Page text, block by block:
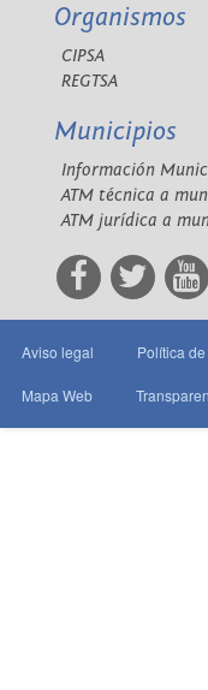
Organismos
CIPSA
REGTSA
Municipios
Información
ATM técnica a
ATM jurídica a
Aviso legal Política
Mapa Web